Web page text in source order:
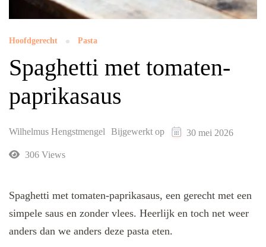
Hoofdgerecht Pasta
Spaghetti met tomaten-
paprikasaus
Wilhelmus Hengstmengel Bijgewerkt op 30 mei 2026
306 Views
Spaghetti met tomaten-paprikasaus, een gerecht met een
simpele saus en zonder vlees. Heerlijk en toch net weer
anders dan we anders deze pasta eten.